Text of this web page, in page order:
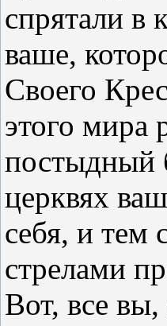
спрятали в
ваше,
Своего
этого мира
постыдный
церквях
себя, и тем
стрелами
Вот, все